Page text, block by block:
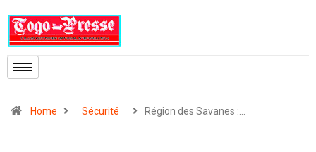
Home Sécurité Région des Savanes :…